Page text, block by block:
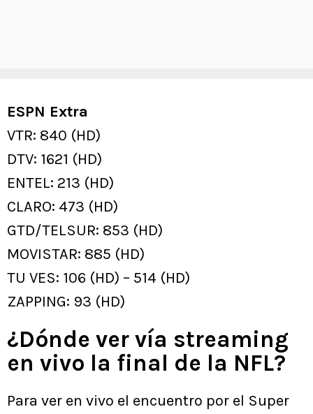
ESPN Extra
VTR: 840 (HD)
DTV: 1621 (HD)
ENTEL: 213 (HD)
CLARO: 473 (HD)
GTD/TELSUR: 853 (HD)
MOVISTAR: 885 (HD)
TU VES: 106 (HD) – 514 (HD)
ZAPPING: 93 (HD)
¿Dónde ver vía streaming
en vivo la final de la NFL?
Para ver en vivo el encuentro por el Super